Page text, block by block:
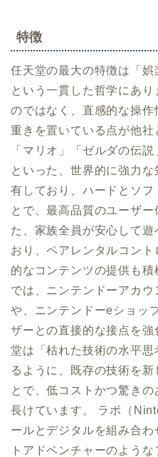
特徴
任天堂の最大の特徴は「娯
という一貫した哲学にあ
のではなく、直感的な操
重きを置いている点が他社
「マリオ」「ゼルダの伝
といった、世界的に強力
有しており、ハードとソフ
とで、最高品質のユーザ
た、家族全員が安心して
おり、ペアレンタルコン
的なコンテンツの提供も
では、ニンテンドーアカ
や、ニンテンドーeショッ
ザーとの直接的な接点を
堂は「枯れた技術の水平
るように、既存の技術を
とで、低コストかつ驚き
長けています。 ラボ（
ールとデジタルを組み合
トアドベンチャーのよう